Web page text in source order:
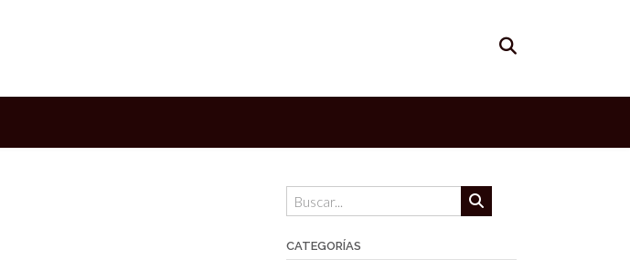
CATEGORÍAS